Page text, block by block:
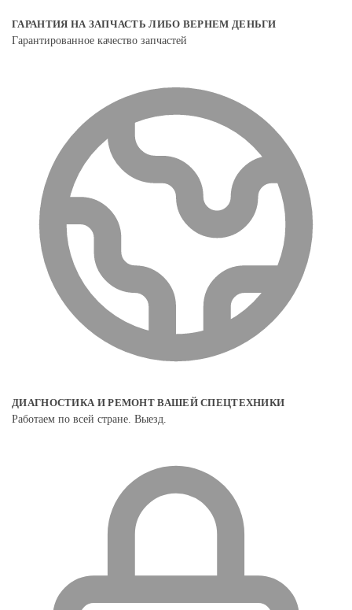
ГАРАНТИЯ НА ЗАПЧАСТЬ ЛИБО ВЕРНЕМ ДЕНЬГИ
Гарантированное качество запчастей
ДИАГНОСТИКА И РЕМОНТ ВАШЕЙ СПЕЦТЕХНИКИ
Работаем по всей стране. Выезд.